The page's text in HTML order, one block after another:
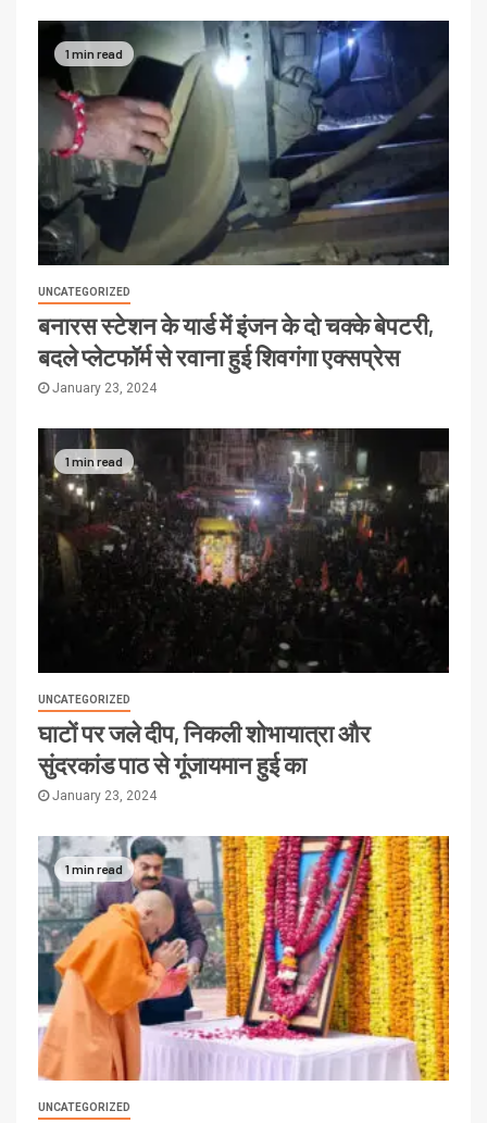
1 min read
UNCATEGORIZED
बनारस स्टेशन के यार्ड में इंजन के दो चक्के बेपटरी,
बदले प्लेटफॉर्म से रवाना हुई शिवगंगा एक्सप्रेस
January 23, 2024
1 min read
UNCATEGORIZED
घाटों पर जले दीप, निकली शोभायात्रा और
सुंदरकांड पाठ से गूंजायमान हुई का
January 23, 2024
1 min read
UNCATEGORIZED